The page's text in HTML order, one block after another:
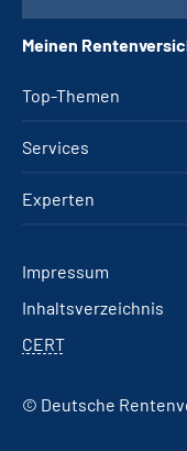
Top-Themen
Services
Experten
Meinen
Impressum
Inhaltsverzeichnis
CERT
© Deutsche